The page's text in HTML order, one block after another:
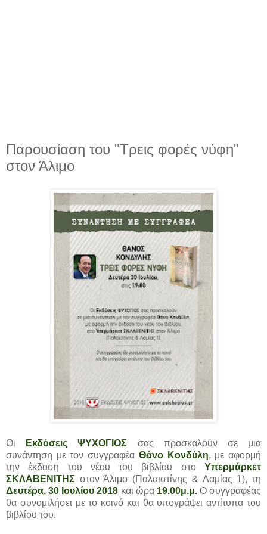
Παρουσίαση του "Τρεις φορές νύφη"
στον Άλιμο
Οι Εκδόσεις ΨΥΧΟΓΙΟΣ σας προσκαλούν σε μια
συνάντηση με τον συγγραφέα Θάνο Κονδύλη, με αφορμή
την έκδοση του νέου του βιβλίου στο Υπερμάρκετ
ΣΚΛΑΒΕΝΙΤΗΣ στον Άλιμο (Παλαιστίνης & Λαμίας 1), τη
Δευτέρα, 30 Ιουλίου 2018 και ώρα 19.00μ.μ.Ο συγγραφέας
θα συνομιλήσει με το κοινό και θα υπογράψει αντίτυπα του
βιβλίου του.